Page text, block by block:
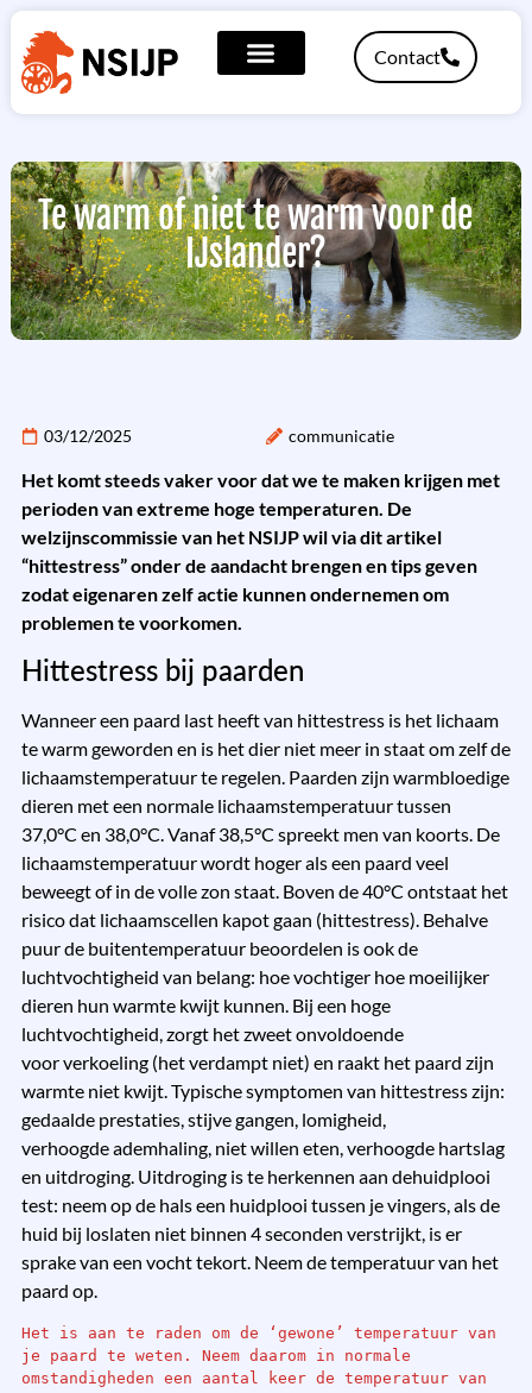
Contact
Te warm of niet te warm voor de
IJslander?
03/12/2025 communicatie
Het komt steeds vaker voor dat we te maken krijgen met
perioden van extreme hoge temperaturen. De
welzijnscommissie van het NSIJP wil via dit artikel
“hittestress” onder de aandacht brengen en tips geven
zodat eigenaren zelf actie kunnen ondernemen om
problemen te voorkomen.
Hittestress bij paarden
Wanneer een paard last heeft van hittestress is het lichaam
te warm geworden en is het dier niet meer in staat om zelf de
lichaamstemperatuur te regelen. Paarden zijn warmbloedige
dieren met een normale lichaamstemperatuur tussen
37,0°C en 38,0°C. Vanaf 38,5°C spreekt men van koorts. De
lichaamstemperatuur wordt hoger als een paard veel
beweegt of in de volle zon staat. Boven de 40°C ontstaat het
risico dat lichaamscellen kapot gaan (hittestress). Behalve
puur de buitentemperatuur beoordelen is ook de
luchtvochtigheid van belang: hoe vochtiger hoe moeilijker
dieren hun warmte kwijt kunnen. Bij een hoge
luchtvochtigheid, zorgt het zweet onvoldoende
voor verkoeling (het verdampt niet) en raakt het paard zijn
warmte niet kwijt. Typische symptomen van hittestress zijn:
gedaalde prestaties, stijve gangen, lomigheid,
verhoogde ademhaling, niet willen eten, verhoogde hartslag
en uitdroging. Uitdroging is te herkennen aan dehuidplooi
test: neem op de hals een huidplooi tussen je vingers, als de
huid bij loslaten niet binnen 4 seconden verstrijkt, is er
sprake van een vocht tekort. Neem de temperatuur van het
paard op.
Het is aan te raden om de ‘gewone’ temperatuur van
je paard te weten. Neem daarom in normale
omstandigheden een aantal keer de temperatuur van